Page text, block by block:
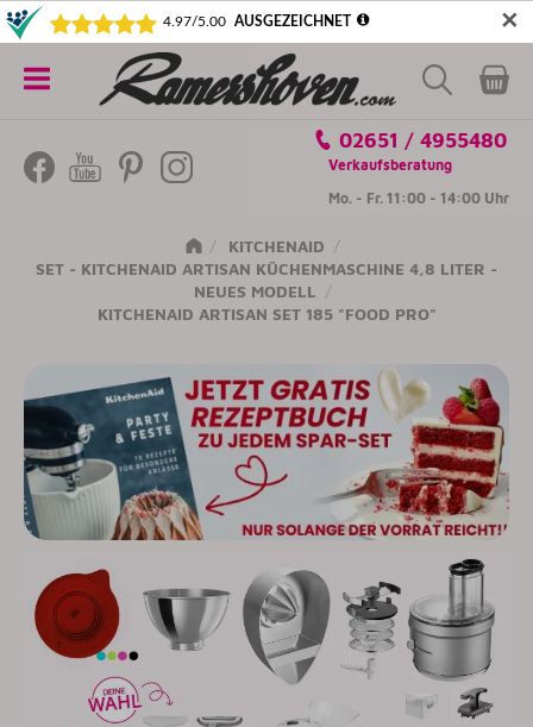
✕
5€ SICHERN! NEWSLETTER ABONNIEREN
Kategorien
02651 / 4955480
Verkaufsberatung
Mo. - Fr. 11:00 - 14:00 Uhr
KITCHENAID
SET - KITCHENAID ARTISAN KÜCHENMASCHINE 4,8 LITER -
NEUES MODELL
KITCHENAID ARTISAN SET 185 "FOOD PRO"